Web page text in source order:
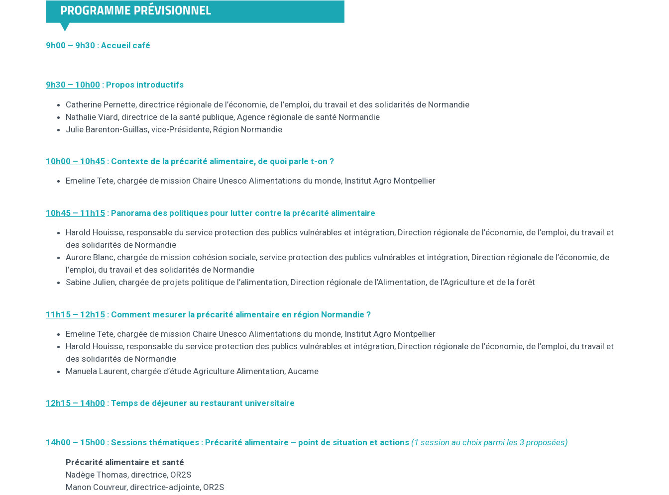
9h00 – 9h30 : Accueil café
9h30 – 10h00 : Propos introductifs
Catherine Pernette, directrice régionale de l’économie, de l’emploi, du travail et des solidarités de Normandie
Nathalie Viard, directrice de la santé publique, Agence régionale de santé Normandie
Julie Barenton-Guillas, vice-Présidente, Région Normandie
10h00 – 10h45 : Contexte de la précarité alimentaire, de quoi parle t-on ?
Emeline Tete, chargée de mission Chaire Unesco Alimentations du monde, Institut Agro Montpellier
10h45 – 11h15 : Panorama des politiques pour lutter contre la précarité alimentaire
Harold Houisse, responsable du service protection des publics vulnérables et intégration, Direction régionale de l’économie, de l’emploi, du travail et
des solidarités de Normandie
Aurore Blanc, chargée de mission cohésion sociale, service protection des publics vulnérables et intégration, Direction régionale de l’économie, de
l’emploi, du travail et des solidarités de Normandie
Sabine Julien, chargée de projets politique de l’alimentation, Direction régionale de l’Alimentation, de l’Agriculture et de la forêt
11h15 – 12h15 : Comment mesurer la précarité alimentaire en région Normandie ?
Emeline Tete, chargée de mission Chaire Unesco Alimentations du monde, Institut Agro Montpellier
Harold Houisse, responsable du service protection des publics vulnérables et intégration, Direction régionale de l’économie, de l’emploi, du travail et
des solidarités de Normandie
Manuela Laurent, chargée d’étude Agriculture Alimentation, Aucame
12h15 – 14h00 : Temps de déjeuner au restaurant universitaire
14h00 – 15h00 : Sessions thématiques : Précarité alimentaire – point de situation et actions (1 session au choix parmi les 3 proposées)
Précarité alimentaire et santé
Nadège Thomas, directrice, OR2S
Manon Couvreur, directrice-adjointe, OR2S